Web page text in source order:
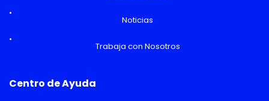
Noticias
Trabaja con Nosotros
Centro de Ayuda